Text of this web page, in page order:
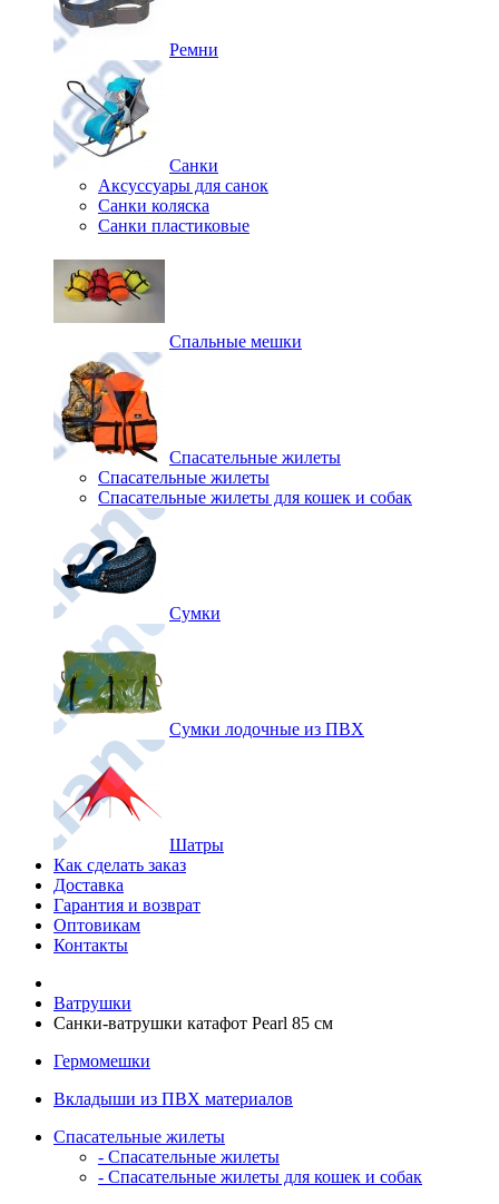
Ремни
Санки
Аксуссуары для санок
Санки коляска
Санки пластиковые
Спальные мешки
Спасательные жилеты
Спасательные жилеты
Спасательные жилеты для кошек и собак
Сумки
Сумки лодочные из ПВХ
Шатры
Как сделать заказ
Доставка
Гарантия и возврат
Оптовикам
Контакты
Ватрушки
Санки-ватрушки катафот Pearl 85 см
Гермомешки
Вкладыши из ПВХ материалов
Спасательные жилеты
- Спасательные жилеты
- Спасательные жилеты для кошек и собак